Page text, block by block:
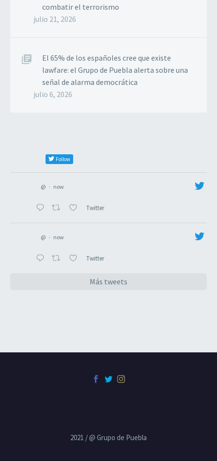
combatir el terrorismo
julio 21, 2026
El 65% de los españoles cree que existe
lawfare: el Grupo de Puebla alerta sobre una
señal de alarma democrática
julio 6, 2026
Follow
@ · now
Twitter
@ · now
Twitter
Más tweets
2021 / @ Grupo de Puebla